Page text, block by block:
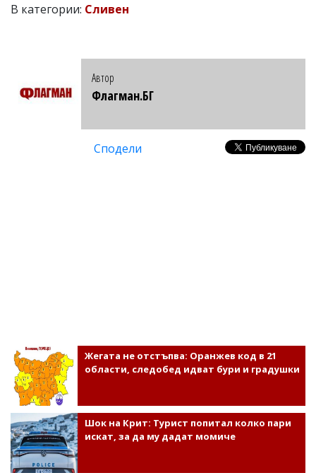
В категории: Сливен
Автор
Флагман.БГ
Сподели
Жегата не отстъпва: Оранжев код в 21
области, следобед идват бури и градушки
Шок на Крит: Турист попитал колко пари
искат, за да му дадат момиче